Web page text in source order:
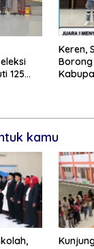
125
Keren,
Borong
kamu